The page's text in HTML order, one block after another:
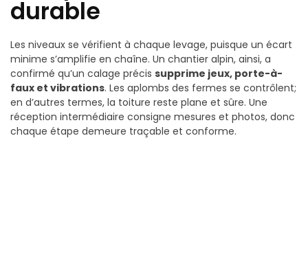
durable
Les niveaux se vérifient à chaque levage, puisque un écart
minime s’amplifie en chaîne. Un chantier alpin, ainsi, a
confirmé qu’un calage précis supprime jeux, porte-à-
faux et vibrations. Les aplombs des fermes se contrôlent;
en d’autres termes, la toiture reste plane et sûre. Une
réception intermédiaire consigne mesures et photos, donc
chaque étape demeure traçable et conforme.